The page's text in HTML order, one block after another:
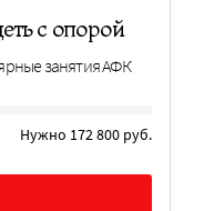
с опорой
занятия АФК
Нужно 172 800 руб.